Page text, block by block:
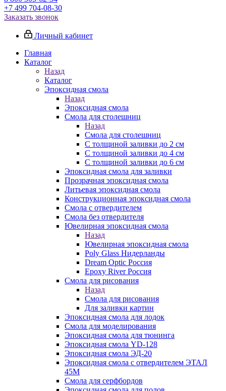
+7 499 704-08-30
Заказать звонок
Личный кабинет
Главная
Каталог
Назад
Каталог
Эпоксидная смола
Назад
Эпоксидная смола
Смола для столешниц
Назад
Смола для столешниц
С толщиной заливки до 2 см
С толщиной заливки до 4 см
С толщиной заливки до 6 см
Эпоксидная смола для заливки
Прозрачная эпоксидная смола
Литьевая эпоксидная смола
Конструкционная эпоксидная смола
Смола с отвердителем
Смола без отвердителя
Ювелирная эпоксидная смола
Назад
Ювелирная эпоксидная смола
Poly Glass Нидерланды
Dream Optic Россия
Epoxy River Россия
Смола для рисования
Назад
Смола для рисования
Для заливки картин
Эпоксидная смола для лодок
Смола для моделирования
Эпоксидная смола для тюнинга
Эпоксидная смола YD-128
Эпоксидная смола ЭД-20
Эпоксидная смола с отвердителем ЭТАЛ
45М
Смола для серфбордов